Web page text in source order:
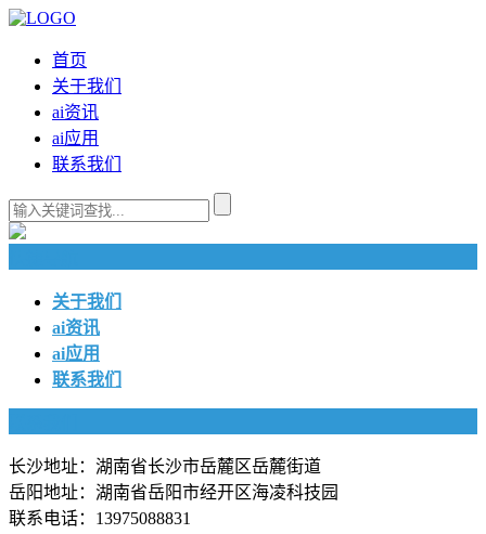
首页
关于我们
ai资讯
ai应用
联系我们
关于我们
ai资讯
ai应用
联系我们
长沙地址：湖南省长沙市岳麓区岳麓街道
岳阳地址：湖南省岳阳市经开区海凌科技园
联系电话：13975088831